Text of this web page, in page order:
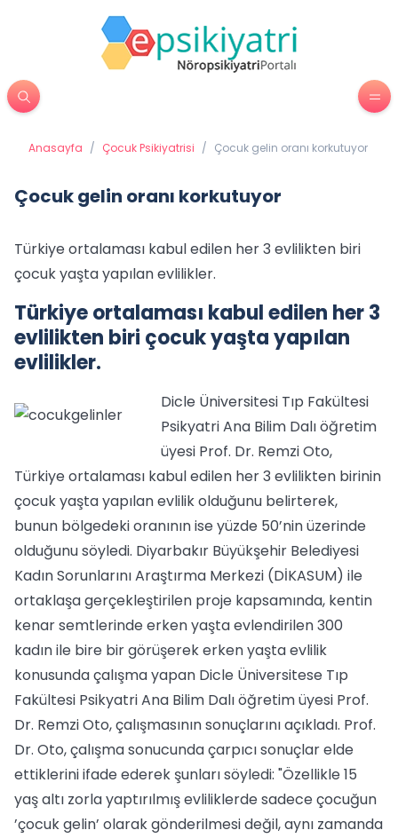
Anasayfa / Çocuk Psikiyatrisi / Çocuk gelin oranı korkutuyor
Çocuk gelin oranı korkutuyor
Türkiye ortalaması kabul edilen her 3 evlilikten biri
çocuk yaşta yapılan evlilikler.
Türkiye ortalaması kabul edilen her 3
evlilikten biri çocuk yaşta yapılan
evlilikler.
Dicle Üniversitesi Tıp Fakültesi
Psikyatri Ana Bilim Dalı öğretim
üyesi Prof. Dr. Remzi Oto,
Türkiye ortalaması kabul edilen her 3 evlilikten birinin
çocuk yaşta yapılan evlilik olduğunu belirterek,
bunun bölgedeki oranının ise yüzde 50’nin üzerinde
olduğunu söyledi. Diyarbakır Büyükşehir Belediyesi
Kadın Sorunlarını Araştırma Merkezi (DİKASUM) ile
ortaklaşa gerçekleştirilen proje kapsamında, kentin
kenar semtlerinde erken yaşta evlendirilen 300
kadın ile bire bir görüşerek erken yaşta evlilik
konusunda çalışma yapan Dicle Üniversitese Tıp
Fakültesi Psikyatri Ana Bilim Dalı öğretim üyesi Prof.
Dr. Remzi Oto, çalışmasının sonuçlarını açıkladı. Prof.
Dr. Oto, çalışma sonucunda çarpıcı sonuçlar elde
ettiklerini ifade ederek şunları söyledi: "Özellikle 15
yaş altı zorla yaptırılmış evliliklerde sadece çocuğun
’çocuk gelin’ olarak gönderilmesi değil, aynı zamanda